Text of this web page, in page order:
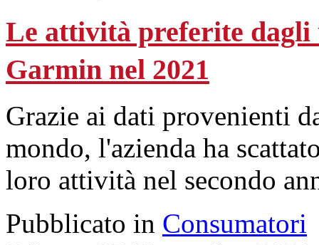
Le attività preferite
Garmin nel 2021
Grazie ai dati provenienti
mondo, l'azienda ha
loro attività nel secondo
Pubblicato in Consumatori